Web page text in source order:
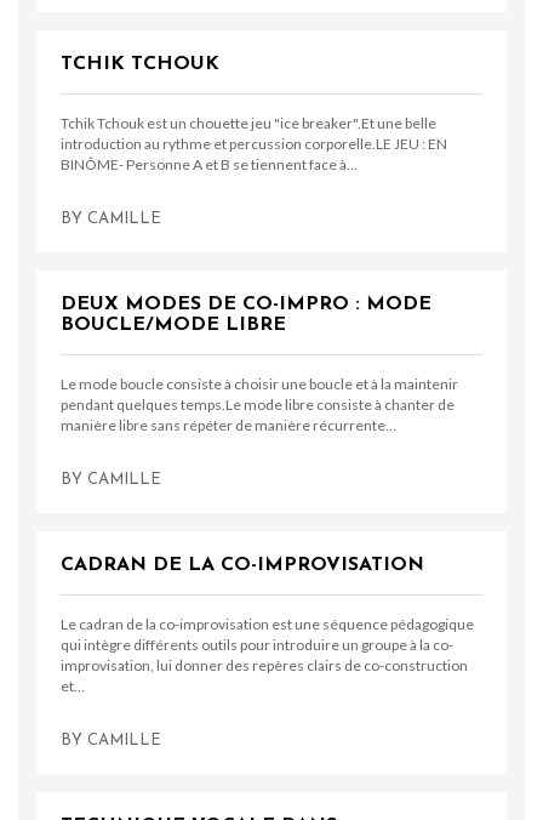
TCHIK TCHOUK
Tchik Tchouk est un chouette jeu "ice breaker".Et une belle
introduction au rythme et percussion corporelle.LE JEU : EN
BINÔME- Personne A et B se tiennent face à…
BY CAMILLE
DEUX MODES DE CO-IMPRO : MODE
BOUCLE/MODE LIBRE
Le mode boucle consiste à choisir une boucle et à la maintenir
pendant quelques temps.Le mode libre consiste à chanter de
manière libre sans répéter de manière récurrente…
BY CAMILLE
CADRAN DE LA CO-IMPROVISATION
Le cadran de la co-improvisation est une séquence pédagogique
qui intègre différents outils pour introduire un groupe à la co-
improvisation, lui donner des repères clairs de co-construction
et…
BY CAMILLE